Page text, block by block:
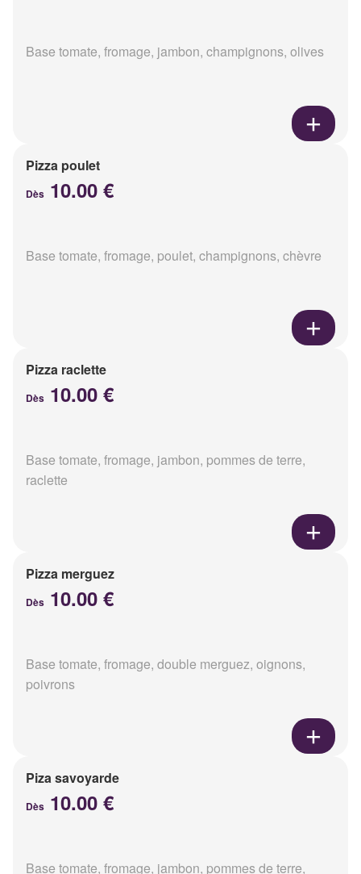
Base tomate, fromage, jambon, champignons, olives
Pizza poulet
Dès 10.00 €
Base tomate, fromage, poulet, champignons, chèvre
Pizza raclette
Dès 10.00 €
Base tomate, fromage, jambon, pommes de terre,
raclette
Pizza merguez
Dès 10.00 €
Base tomate, fromage, double merguez, oignons,
poivrons
Piza savoyarde
Dès 10.00 €
Base tomate, fromage, jambon, pommes de terre,